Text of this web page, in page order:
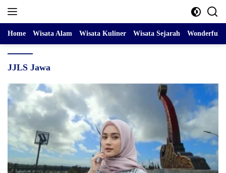
Home Wisata Alam Wisata Kuliner Wisata Sejarah Wonderful
JJLS Jawa